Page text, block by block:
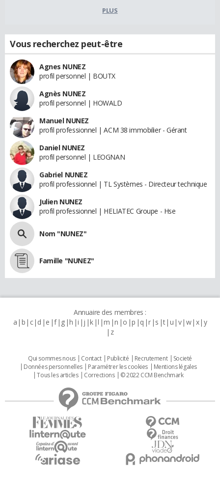
PLUS
Vous recherchez peut-être
Agnes NUNEZ
profil personnel | BOUTX
Agnès NUNEZ
profil personnel | HOWALD
Manuel NUNEZ
profil professionnel | ACM 38 immobilier - Gérant
Daniel NUNEZ
profil personnel | LEOGNAN
Gabriel NUNEZ
profil professionnel | TL Systèmes - Directeur technique
Julien NUNEZ
profil professionnel | HELIATEC Groupe - Hse
Nom "NUNEZ"
Famille "NUNEZ"
Annuaire des membres :
a b c d e f g h i j k l m n o p q r s t u v w x y
z
Qui sommes nous Contact Publicité Recrutement
Societé
Données personnelles
Paramétrer les cookies
Mentions légales
Tous les articles
Corrections © 2022 CCM Benchmark